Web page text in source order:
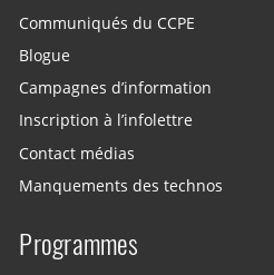
Communiqués du CCPE
Blogue
Campagnes d’information
Inscription à l’infolettre
Contact médias
Manquements des technos
Programmes